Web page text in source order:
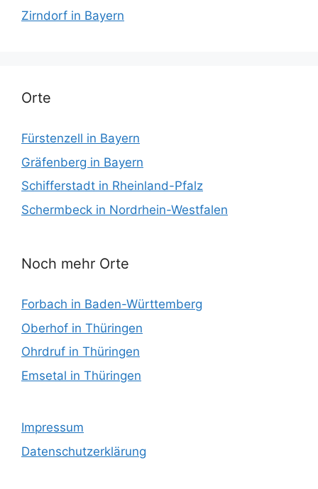
Zirndorf in Bayern
Orte
Fürstenzell in Bayern
Gräfenberg in Bayern
Schifferstadt in Rheinland-Pfalz
Schermbeck in Nordrhein-Westfalen
Noch mehr Orte
Forbach in Baden-Württemberg
Oberhof in Thüringen
Ohrdruf in Thüringen
Emsetal in Thüringen
Impressum
Datenschutzerklärung